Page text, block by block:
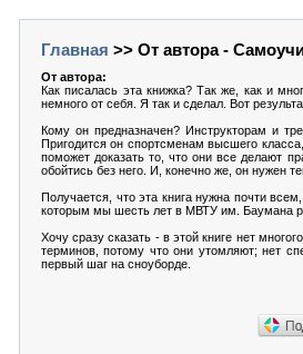
Главная >> От автора -
От автора:
Как писалась эта книжка? Так же, как и
немного от себя. Я так и сделал. Вот
Кому он предназначен? Инструкторам и
Пригодится он спортсменам высшего
поможет доказать то, что они все делают
обойтись без него. И, конечно же, он нужен
Получается, что эта книга нужна почти
которым мы шесть лет в МВТУ им. Баумана
Хочу сразу сказать - в этой книге нет
терминов, потому что они утомляют; нет
первый шаг на сноуборде.